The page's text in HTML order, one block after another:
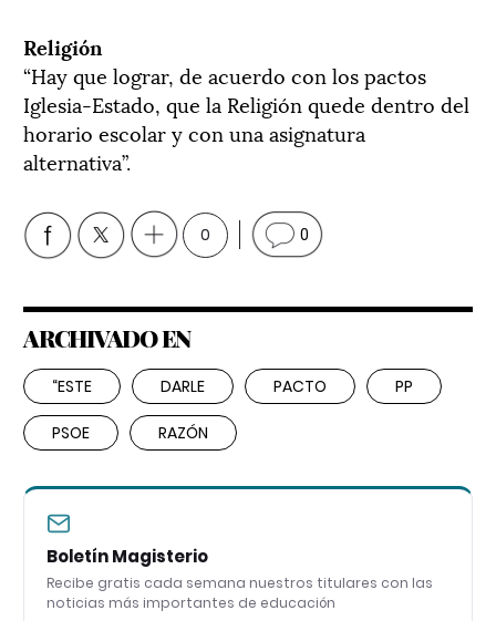
Religión
“Hay que lograr, de acuerdo con los pactos
Iglesia-Estado, que la Religión quede dentro del
horario escolar y con una asignatura
alternativa”.
0 0
ARCHIVADO EN
“ESTE DARLE PACTO PP
PSOE RAZÓN
Boletín Magisterio
Recibe gratis cada semana nuestros titulares con las
noticias más importantes de educación